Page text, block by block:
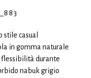
casual
in gomma naturale
durante
nabuk grigio